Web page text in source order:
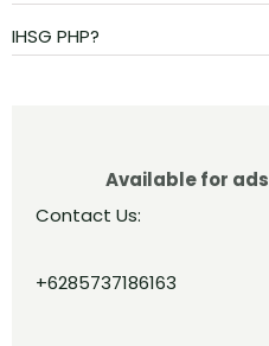
IHSG PHP?
Available for ads
Contact Us:
+6285737186163